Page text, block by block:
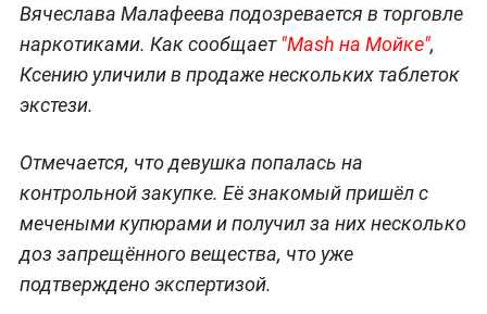
Вячеслава Малафеева подозревается в торговле
наркотиками. Как сообщает"Mash на Мойке",
Ксению уличили в продаже нескольких таблеток
экстези.
Отмечается, что девушка попалась на
контрольной закупке. Её знакомый пришёл с
мечеными купюрами и получил за них несколько
доз запрещённого вещества, что уже
подтверждено экспертизой.